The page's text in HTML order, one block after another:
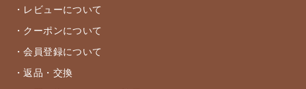
・レビューについて
・クーポンについて
・会員登録について
・返品・交換